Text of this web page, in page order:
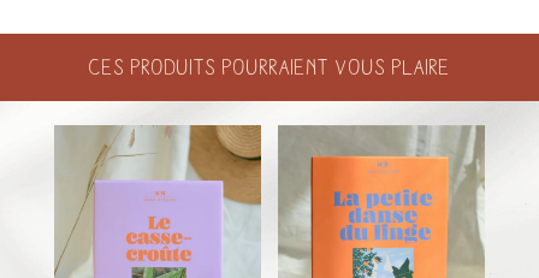
Ces produits pourraient vous plaire